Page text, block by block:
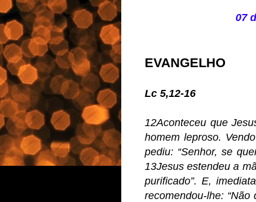
07
EVANGELHO
Lc 5,12-16
12Aconteceu que
homem leproso.
pediu: “Senhor, se
13Jesus estendeu a
purificado”. E,
recomendou-lhe: